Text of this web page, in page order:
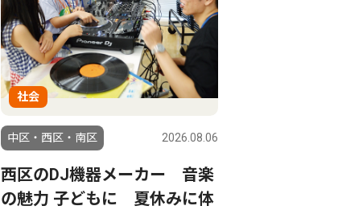
社会
中区・西区・南区 2026.08.06
西区のDJ機器メーカー 音楽
の魅力 子どもに 夏休みに体